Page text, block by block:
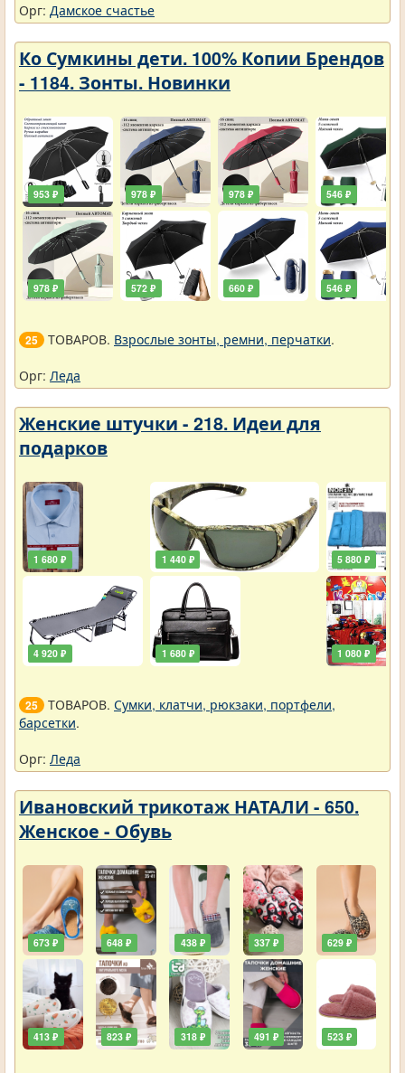
Орг: Дамское счастье
Ко Сумкины дети. 100% Копии Брендов
- 1184. Зонты. Новинки
953 ₽
978 ₽
978 ₽
572 ₽
978 ₽
660 ₽
546 ₽
546 ₽
25 ТОВАРОВ. Взрослые зонты, ремни, перчатки.
Орг: Леда
Женские штучки - 218. Идеи для
подарков
1 680 ₽
4 920 ₽
1 440 ₽
1 680 ₽
5 880 ₽
1 080 ₽
25 ТОВАРОВ. Сумки, клатчи, рюкзаки, портфели,
барсетки.
Орг: Леда
Ивановский трикотаж НАТАЛИ - 650.
Женское - Обувь
673 ₽
413 ₽
648 ₽
823 ₽
438 ₽
318 ₽
337 ₽
491 ₽
629 ₽
523 ₽